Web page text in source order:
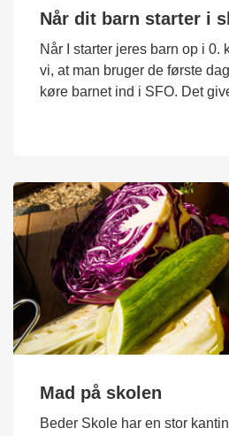
Når dit barn starter i
Når I starter jeres barn op i 0.
vi, at man bruger de første
køre barnet ind i SFO. Det
Mad på skolen
Beder Skole har en stor